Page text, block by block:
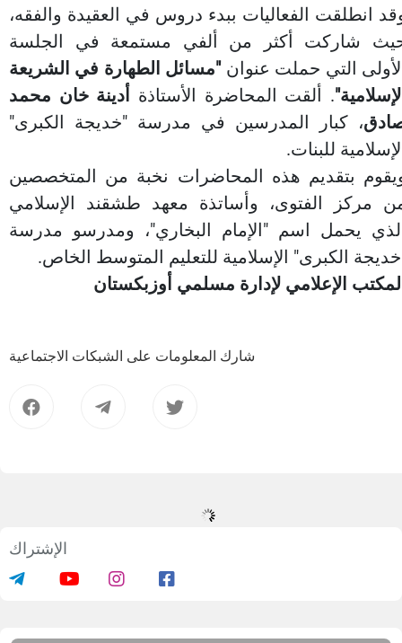
انطلقت الفعاليات ببدء دروس في العقيدة والفقه،
شاركت أكثر من ألفي مستمعة في الجلسة
التي حملت عنوان"مسائل الطهارة في الشريعة
. ألقت المحاضرة الأستاذة
أدينة خان محمد
، كبار المدرسين في مدرسة "خديجة الكبرى"
للبنات.
بتقديم هذه المحاضرات نخبة من المتخصصين
مركز الفتوى، وأساتذة معهد طشقند الإسلامي
يحمل اسم "الإمام البخاري"، ومدرسو مدرسة
الكبرى" الإسلامية للتعليم المتوسط الخاص.
الإعلامي لإدارة مسلمي أوزبكستان
شارك المعلومات على الشبكات الاجتماعية
الإشتراك